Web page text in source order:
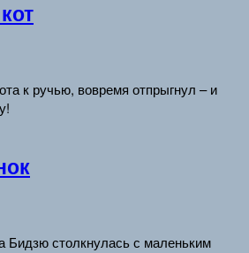
к ручью, вовремя отпрыгнул – и
Бидзю столкнулась с маленьким